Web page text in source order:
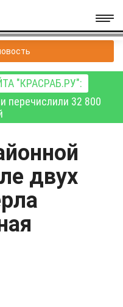
"КРАСРАБ.РУ":
перечислили 32 800
двух